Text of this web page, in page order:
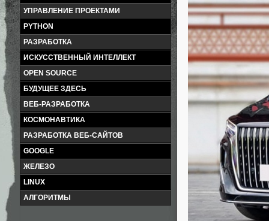
УПРАВЛЕНИЕ ПРОЕКТАМИ
PYTHON
РАЗРАБОТКА
ИСКУССТВЕННЫЙ ИНТЕЛЛЕКТ
OPEN SOURCE
БУДУЩЕЕ ЗДЕСЬ
ВЕБ-РАЗРАБОТКА
КОСМОНАВТИКА
РАЗРАБОТКА ВЕБ-САЙТОВ
GOOGLE
ЖЕЛЕЗО
LINUX
АЛГОРИТМЫ